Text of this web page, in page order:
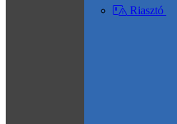
Riasztó